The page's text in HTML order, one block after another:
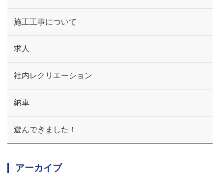
施工工事について
求人
社内レクリエーション
納車
遊んできました！
アーカイブ